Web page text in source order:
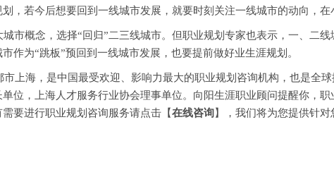
，若今后想要回到一线城市发展，就要时刻关注一线城市的动向，在
概念，选择“回归”二三线城市。但职业规划专家也表示，一、二线
作为“跳板”预回到一线城市发展，也要提前做好业生涯规划。
海，是中国最受欢迎、影响力最大的职业规划咨询机构，也是全球
位，上海人才服务行业协会理事单位。向阳生涯职业顾问提醒你，
要进行职业规划咨询服务请点击【在线咨询 】，我们将为您提供针对